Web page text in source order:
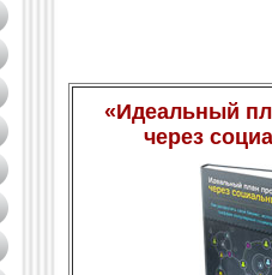
«Идеальный
через